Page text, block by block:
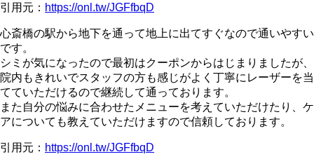
引用元： https://onl.tw/JGFfbqD
心斎橋の駅から地下を通って地上に出てすぐなので通いやすい
です。
シミが気になったので最初はクーポンからはじまりましたが、
院内もきれいでスタッフの方も感じがよく丁寧にレーザーを当
てていただけるので継続して通っております。
また自分の悩みに合わせたメニューを考えていただけたり、ケ
アについても教えていただけますので信頼しております。
引用元： https://onl.tw/JGFfbqD